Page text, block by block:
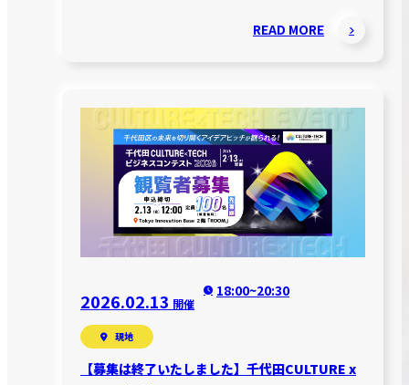
READ MORE
2026.02.13 開催
18:00~20:30
現地
【募集は終了いたしました】千代田CULTURE x